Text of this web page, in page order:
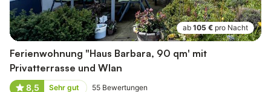
ab 105 € pro Nacht
Ferienwohnung "Haus Barbara, 90 qm' mit
Privatterrasse und Wlan
8,5 Sehr gut 55 Bewertungen